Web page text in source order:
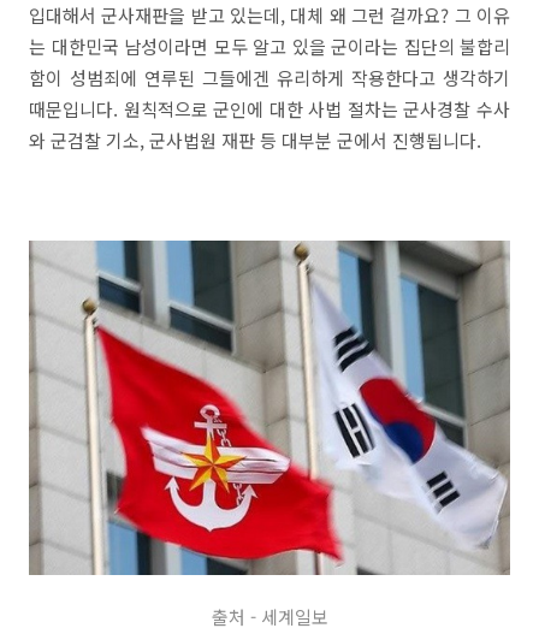
입대해서 군사재판을 받고 있는데, 대체 왜 그런 걸까요? 그 이유
는 대한민국 남성이라면 모두 알고 있을 군이라는 집단의 불합리
함이 성범죄에 연루된 그들에겐 유리하게 작용한다고 생각하기
때문입니다. 원칙적으로 군인에 대한 사법 절차는 군사경찰 수사
와 군검찰 기소, 군사법원 재판 등 대부분 군에서 진행됩니다.
출처 - 세계일보